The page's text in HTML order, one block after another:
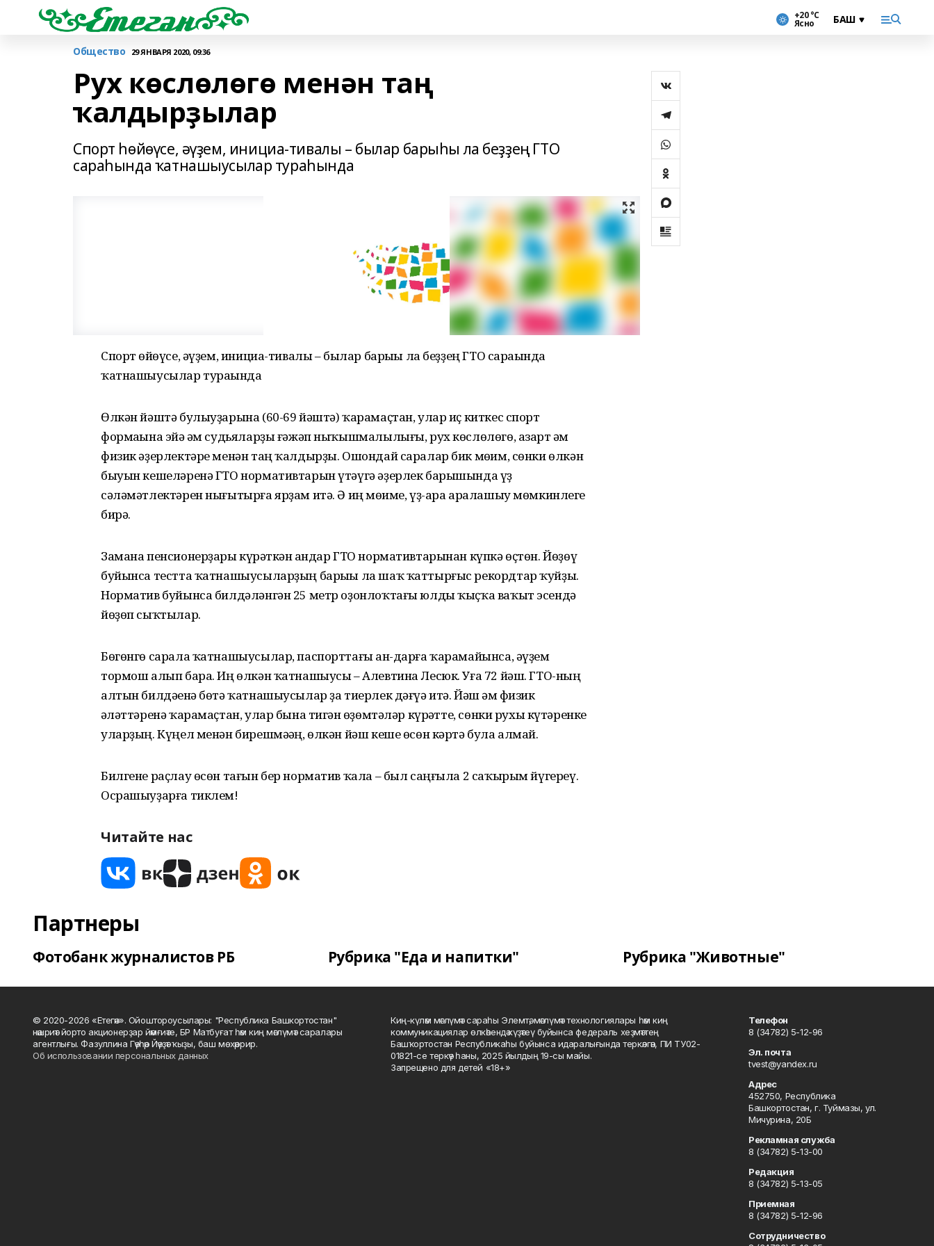
+20 °С
Ясно
Общество 29 ЯНВАРЯ 2020, 09:36
Рух көслөлөгө менән таң
ҡалдырҙылар
Спорт һөйөүсе, әүҙем, инициа-тивалы – былар барыһы ла беҙҙең ГТО
сараһында ҡатнашыусылар тураһында
Спорт һөйөүсе, әүҙем, инициа-тивалы – былар барыһы ла беҙҙең ГТО сараһында
ҡатнашыусылар тураһында
Өлкән йәштә булыуҙарына (60-69 йәштә) ҡарамаҫтан, улар иҫ киткес спорт
формаһына эйә һәм судьяларҙы ғәжәп ныҡышмалылығы, рух көслөлөгө, азарт һәм
физик әҙерлектәре менән таң ҡалдырҙы. Ошондай саралар бик мөһим, сөнки өлкән
быуын кешеләренә ГТО нормативтарын үтәүгә әҙерлек барышында үҙ
сәләмәтлектәрен нығытырға ярҙам итә. Ә иң мөһиме, үҙ-ара аралашыу мөмкинлеге
бирә.
Замана пенсионерҙары күрһәткән һандар ГТО нормативтарынан күпкә өҫтөн. Йөҙөү
буйынса тестта ҡатнашыусыларҙың барыһы ла шаҡ ҡаттырғыс рекордтар ҡуйҙы.
Норматив буйынса билдәләнгән 25 метр оҙонлоҡтағы юлды ҡыҫҡа ваҡыт эсендә
йөҙөп сыҡтылар.
Бөгөнгө сарала ҡатнашыусылар, паспорттағы һан-дарға ҡарамайынса, әүҙем
тормош алып бара. Иң өлкән ҡатнашыусы – Алевтина Лесюк. Уға 72 йәш. ГТО-ның
алтын билдәһенә бөтә ҡатнашыусылар ҙа тиерлек дәғүә итә. Йәш һәм физик
һәләттәренә ҡарамаҫтан, улар бына тигән һөҙөмтәләр күрһәтте, сөнки рухы күтәренке
уларҙың. Күңел менән бирешмәһәң, өлкән йәш кеше өсөн кәртә була алмай.
Билгене раҫлау өсөн тағын бер норматив ҡала – был саңғыла 2 саҡырым йүгереү.
Осрашыуҙарға тиклем!
Читайте нас
Партнеры
Фотобанк журналистов РБ Рубрика "Еда и напитки" Рубрика "Животные"
© 2020-2026 «Етегән». Ойоштороусылары: "Республика Башкортостан"
нәшриәт йорто акционерҙар йәмғиәте, БР Матбуғат һәм киң мәғлүмәт саралары
агентлығы. Фазуллина Гәүһәр Йәүҙәт ҡыҙы, баш мөхәррир.
Об использовании персональных данных
Киң-күләм мәғлүмәт сараһы Элемтә, мәғлүмәт технологиялары һәм киң
коммуникациялар өлкәһендә күҙәтеү буйынса федераль хеҙмәттең
Башҡортостан Республикаһы буйынса идаралығында теркәлгән, ПИ ТУ02-
01821-се теркәү һаны, 2025 йылдың 19-сы майы.
Запрещено для детей «18+»
Телефон
8 (34782) 5-12-96
Эл. почта
tvest@yandex.ru
Адрес
452750, Республика
Башкортостан, г. Туймазы, ул.
Мичурина, 20Б
Рекламная служба
8 (34782) 5-13-00
Редакция
8 (34782) 5-13-05
Приемная
8 (34782) 5-12-96
Сотрудничество